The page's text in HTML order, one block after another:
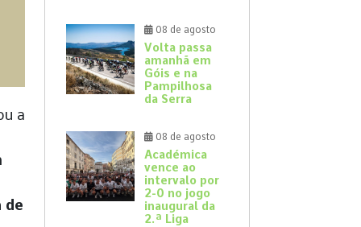
a
de
08 de agosto
Volta passa
amanhã em
Góis e na
Pampilhosa
da Serra
08 de agosto
Académica
vence ao
intervalo por
2-0 no jogo
inaugural da
2.ª Liga